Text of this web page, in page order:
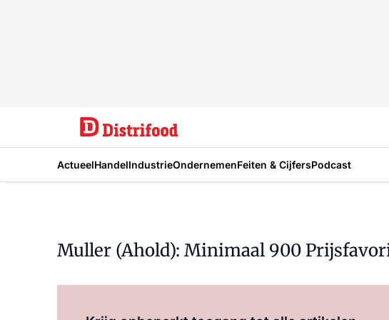
ActueelHandelIndustrieOndernemenFeiten & CijfersPodcast
Muller (Ahold): Minimaal 900